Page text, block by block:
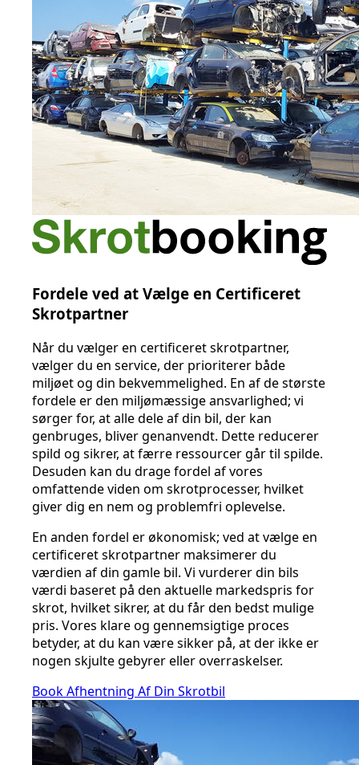
Fordele ved at Vælge en Certificeret
Skrotpartner
Når du vælger en certificeret skrotpartner,
vælger du en service, der prioriterer både
miljøet og din bekvemmelighed. En af de største
fordele er den miljømæssige ansvarlighed; vi
sørger for, at alle dele af din bil, der kan
genbruges, bliver genanvendt. Dette reducerer
spild og sikrer, at færre ressourcer går til spilde.
Desuden kan du drage fordel af vores
omfattende viden om skrotprocesser, hvilket
giver dig en nem og problemfri oplevelse.
En anden fordel er økonomisk; ved at vælge en
certificeret skrotpartner maksimerer du
værdien af din gamle bil. Vi vurderer din bils
værdi baseret på den aktuelle markedspris for
skrot, hvilket sikrer, at du får den bedst mulige
pris. Vores klare og gennemsigtige proces
betyder, at du kan være sikker på, at der ikke er
nogen skjulte gebyrer eller overraskelser.
Book Afhentning Af Din Skrotbil